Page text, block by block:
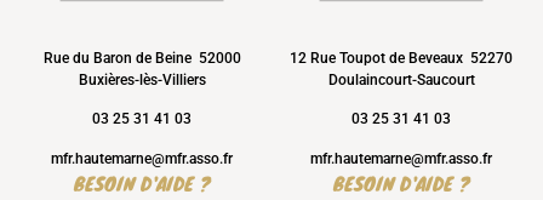
Rue du Baron de Beine 52000
Buxières-lès-Villiers
03 25 31 41 03
mfr.hautemarne@mfr.asso.fr
BESOIN D'AIDE ?
12 Rue Toupot de Beveaux 52270
Doulaincourt-Saucourt
03 25 31 41 03
mfr.hautemarne@mfr.asso.fr
BESOIN D'AIDE ?